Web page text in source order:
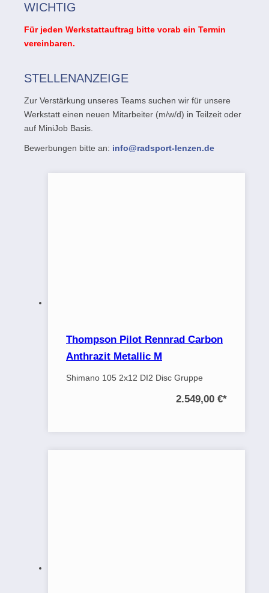
WICHTIG
Für jeden Werkstattauftrag bitte vorab ein Termin
vereinbaren.
STELLENANZEIGE
Zur Verstärkung unseres Teams suchen wir für unsere
Werkstatt einen neuen Mitarbeiter (m/w/d) in Teilzeit oder
auf MiniJob Basis.
Bewerbungen bitte an: info@radsport-lenzen.de
Thompson Pilot Rennrad Carbon
Anthrazit Metallic M
Shimano 105 2x12 DI2 Disc Gruppe
2.549,00 €*